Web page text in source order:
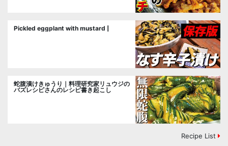
Pickled eggplant with mustard |
蛇腹漬けきゅうり｜料理研究家リュウジの
バズレシピさんのレシピ書き起こし
Recipe List